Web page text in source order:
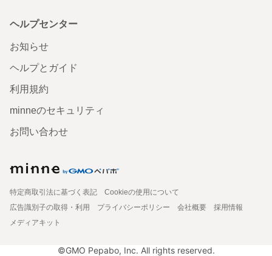
ヘルプセンター
お知らせ
ヘルプとガイド
利用規約
minneのセキュリティ
お問い合わせ
特定商取引法に基づく表記
Cookieの使用について
広告識別子の取得・利用
プライバシーポリシー 会社概要
採用情報
メディアキット
©GMO Pepabo, Inc. All rights reserved.